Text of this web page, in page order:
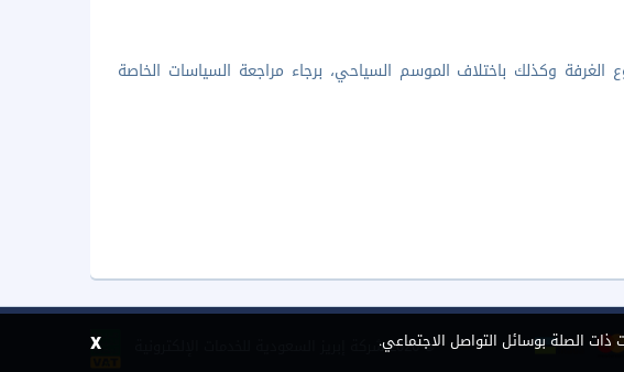
وكذلك باختلاف الموسم السياحي، برجاء مراجعة السياسات الخاصة
©2026 شركة إبريز السعودية للخدمات الإلكترونية
ذات الصلة بوسائل التواصل الاجتماعي.
x